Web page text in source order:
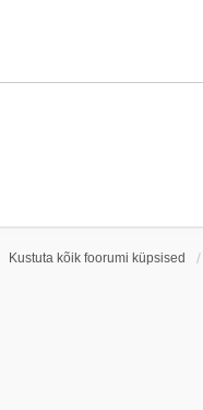
Kustuta kõik foorumi küpsised